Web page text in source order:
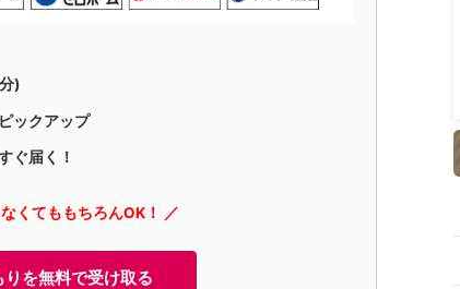
)
ックアップ
ぐ届く！
くてももちろんOK！ ／
を無料で受け取る